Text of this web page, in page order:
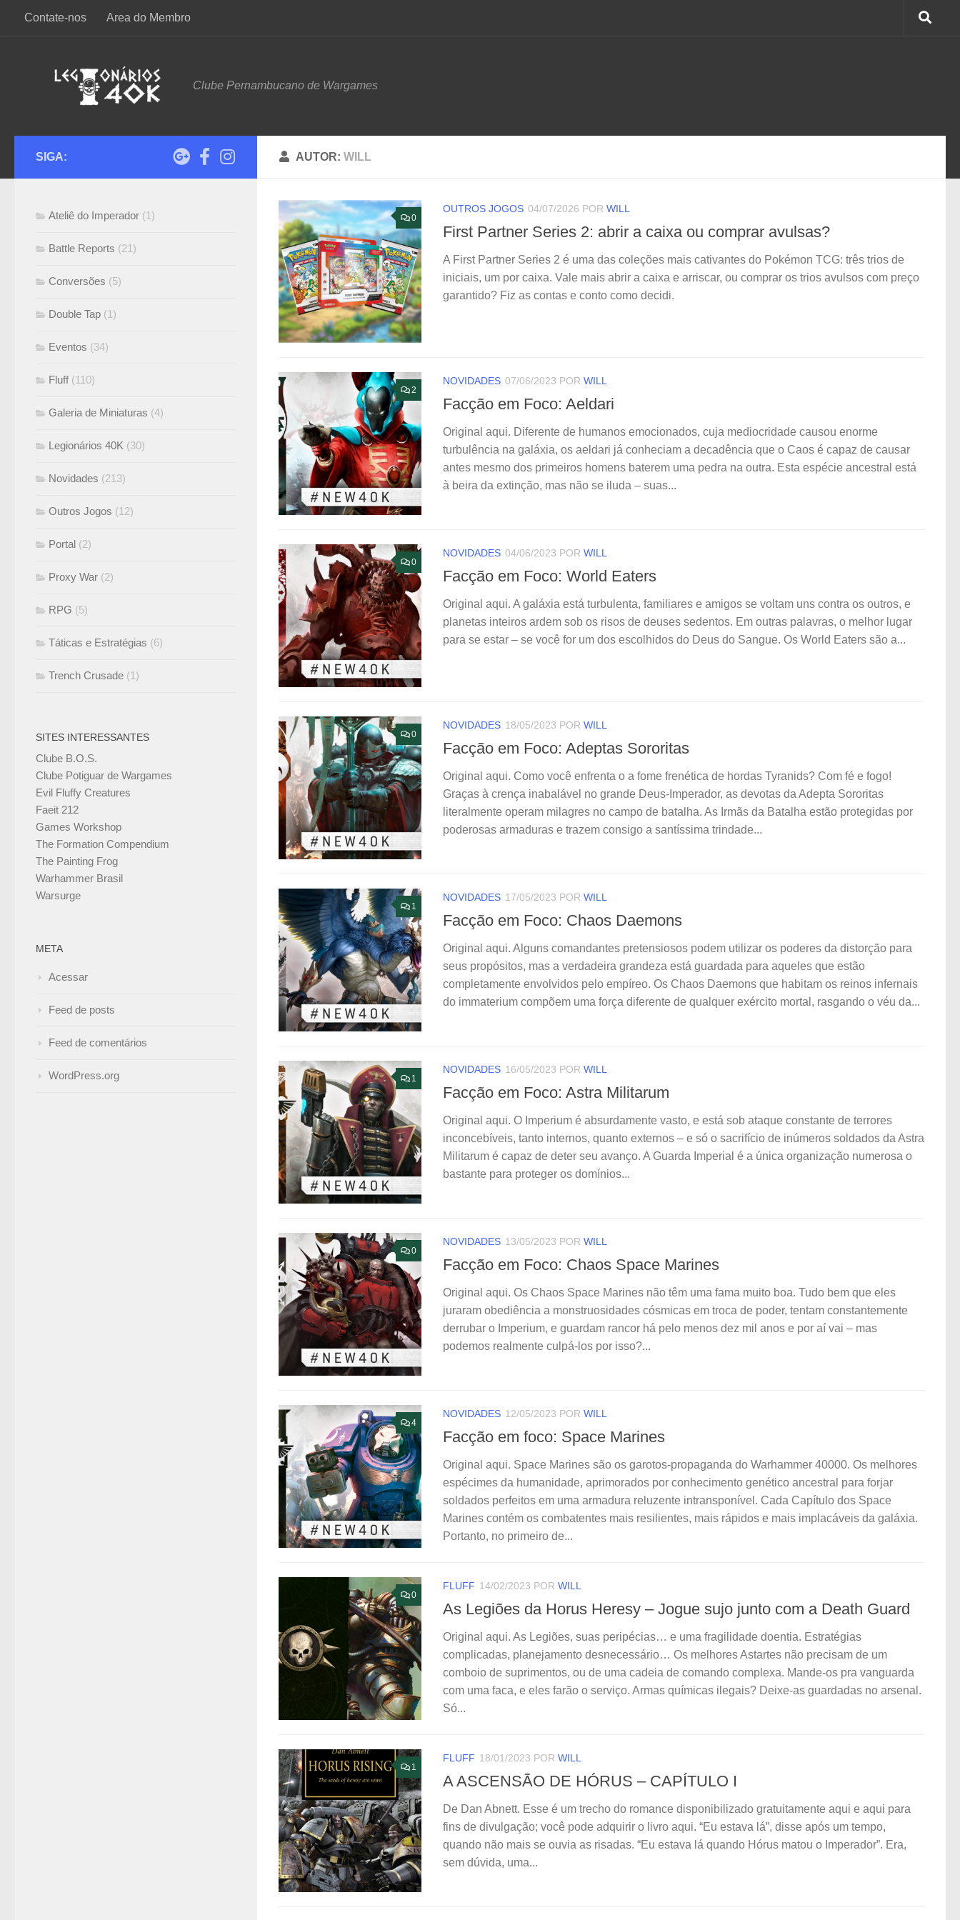
Skip to content
Contate-nos Area do Membro
Clube Pernambucano de Wargames
AUTOR: WILL
0
OUTROS JOGOS 04/07/2026 POR WILL
First Partner Series 2: abrir a caixa ou comprar avulsas?
A First Partner Series 2 é uma das coleções mais cativantes do Pokémon TCG: três trios de
iniciais, um por caixa. Vale mais abrir a caixa e arriscar, ou comprar os trios avulsos com preço
garantido? Fiz as contas e conto como decidi.
2
NOVIDADES 07/06/2023 POR WILL
Facção em Foco: Aeldari
Original aqui. Diferente de humanos emocionados, cuja mediocridade causou enorme
turbulência na galáxia, os aeldari já conheciam a decadência que o Caos é capaz de causar
antes mesmo dos primeiros homens baterem uma pedra na outra. Esta espécie ancestral está
à beira da extinção, mas não se iluda – suas...
0
NOVIDADES 04/06/2023 POR WILL
Facção em Foco: World Eaters
Original aqui. A galáxia está turbulenta, familiares e amigos se voltam uns contra os outros, e
planetas inteiros ardem sob os risos de deuses sedentos. Em outras palavras, o melhor lugar
para se estar – se você for um dos escolhidos do Deus do Sangue. Os World Eaters são a...
0
NOVIDADES 18/05/2023 POR WILL
Facção em Foco: Adeptas Sororitas
Original aqui. Como você enfrenta o a fome frenética de hordas Tyranids? Com fé e fogo!
Graças à crença inabalável no grande Deus-Imperador, as devotas da Adepta Sororitas
literalmente operam milagres no campo de batalha. As Irmãs da Batalha estão protegidas por
poderosas armaduras e trazem consigo a santíssima trindade...
1
NOVIDADES 17/05/2023 POR WILL
Facção em Foco: Chaos Daemons
Original aqui. Alguns comandantes pretensiosos podem utilizar os poderes da distorção para
seus propósitos, mas a verdadeira grandeza está guardada para aqueles que estão
completamente envolvidos pelo empíreo. Os Chaos Daemons que habitam os reinos infernais
do immaterium compõem uma força diferente de qualquer exército mortal, rasgando o véu da...
1
NOVIDADES 16/05/2023 POR WILL
Facção em Foco: Astra Militarum
Original aqui. O Imperium é absurdamente vasto, e está sob ataque constante de terrores
inconcebíveis, tanto internos, quanto externos – e só o sacrifício de inúmeros soldados da Astra
Militarum é capaz de deter seu avanço. A Guarda Imperial é a única organização numerosa o
bastante para proteger os domínios...
0
NOVIDADES 13/05/2023 POR WILL
Facção em Foco: Chaos Space Marines
Original aqui. Os Chaos Space Marines não têm uma fama muito boa. Tudo bem que eles
juraram obediência a monstruosidades cósmicas em troca de poder, tentam constantemente
derrubar o Imperium, e guardam rancor há pelo menos dez mil anos e por aí vai – mas
podemos realmente culpá-los por isso?...
4
NOVIDADES 12/05/2023 POR WILL
Facção em foco: Space Marines
Original aqui. Space Marines são os garotos-propaganda do Warhammer 40000. Os melhores
espécimes da humanidade, aprimorados por conhecimento genético ancestral para forjar
soldados perfeitos em uma armadura reluzente intransponível. Cada Capítulo dos Space
Marines contém os combatentes mais resilientes, mais rápidos e mais implacáveis da galáxia.
Portanto, no primeiro de...
0
FLUFF 14/02/2023 POR WILL
As Legiões da Horus Heresy – Jogue sujo junto com a Death Guard
Original aqui. As Legiões, suas peripécias… e uma fragilidade doentia. Estratégias
complicadas, planejamento desnecessário… Os melhores Astartes não precisam de um
comboio de suprimentos, ou de uma cadeia de comando complexa. Mande-os pra vanguarda
com uma faca, e eles farão o serviço. Armas químicas ilegais? Deixe-as guardadas no arsenal.
Só...
1
FLUFF 18/01/2023 POR WILL
A ASCENSÃO DE HÓRUS – CAPÍTULO I
De Dan Abnett. Esse é um trecho do romance disponibilizado gratuitamente aqui e aqui para
fins de divulgação; você pode adquirir o livro aqui. “Eu estava lá”, disse após um tempo,
quando não mais se ouvia as risadas. “Eu estava lá quando Hórus matou o Imperador”. Era,
sem dúvida, uma...
SIGA:
Ateliê do Imperador (1)
Battle Reports (21)
Conversões (5)
Double Tap (1)
Eventos (34)
Fluff (110)
Galeria de Miniaturas (4)
Legionários 40K (30)
Novidades (213)
Outros Jogos (12)
Portal (2)
Proxy War (2)
RPG (5)
Táticas e Estratégias (6)
Trench Crusade (1)
SITES INTERESSANTES
Clube B.O.S.
Clube Potiguar de Wargames
Evil Fluffy Creatures
Faeit 212
Games Workshop
The Formation Compendium
The Painting Frog
Warhammer Brasil
Warsurge
META
Acessar
Feed de posts
Feed de comentários
WordPress.org